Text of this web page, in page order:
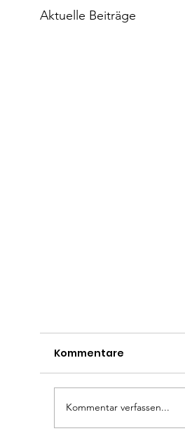
Aktuelle Beiträge
Kommentare
Kommentar verfassen...